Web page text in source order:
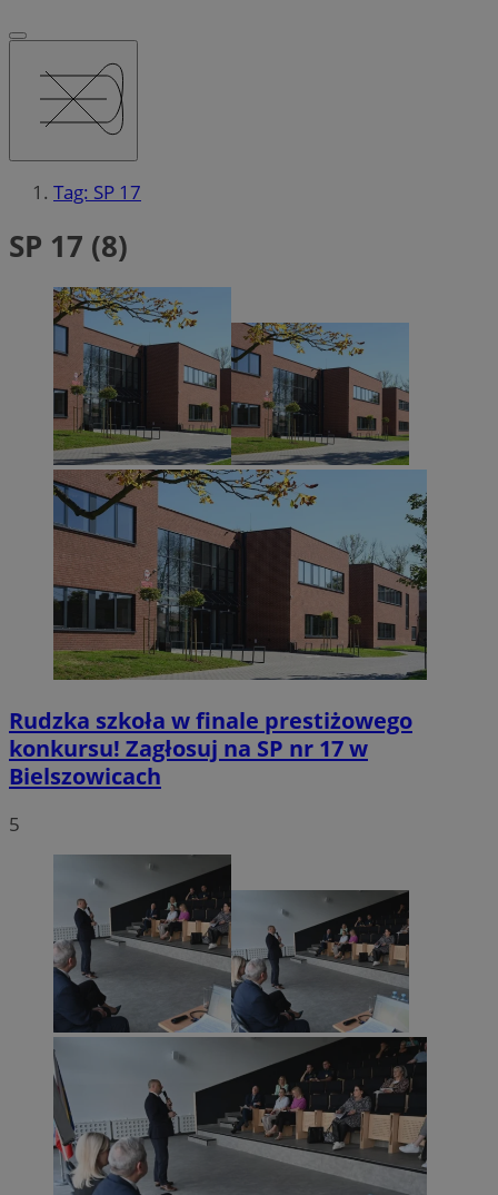
Tag: SP 17
SP 17 (8)
Rudzka szkoła w finale prestiżowego
konkursu! Zagłosuj na SP nr 17 w
Bielszowicach
5